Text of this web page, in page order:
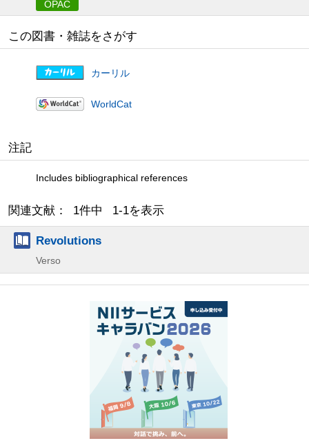
OPAC
この図書・雑誌をさがす
カーリル
WorldCat
注記
Includes bibliographical references
関連文献： 1件中 1-1を表示
Revolutions
Verso